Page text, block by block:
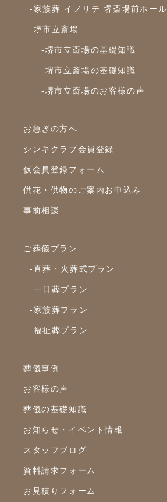
2024年7月
2023年11月
2023年10月
2023年8月
2023年7月
2023年6月
2023年5月
2023年4月
2023年2月
2023年1月
2022年12月
2022年10月
-家族葬 イノリテ 堺斎場前ホール
-堺市立斎場
-堺市立斎場の基礎知識
-堺市立斎場の基礎知識
-堺市立斎場のお客様の声
お急ぎの方へ
シンキクラブ会員登録
仮会員登録フォーム
供花・供物のご案内お申込み
事前相談
ご葬儀プラン
-直葬・火葬式プラン
-一日葬プラン
-家族葬プラン
-福祉葬プラン
葬儀事例
お客様の声
葬儀の基礎知識
お知らせ・イベント情報
スタッフブログ
資料請求フォーム
お見積りフォーム